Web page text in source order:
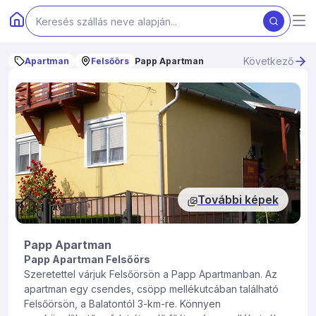
Apartman Felsőörs Papp Apartman Következő
További képek
Papp Apartman
Papp Apartman Felsőörs
Szeretettel várjuk Felsőörsön a Papp Apartmanban. Az
apartman egy csendes, csöpp mellékutcában található
Felsőörsön, a Balatontól 3-km-re. Könnyen